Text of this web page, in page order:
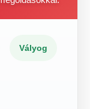
Vályog